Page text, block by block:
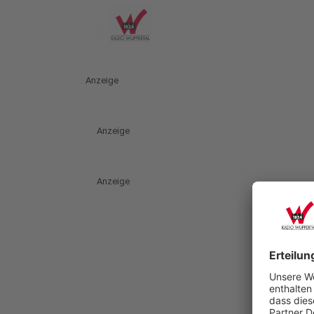
Anzeige
Anzeige
Anzeige